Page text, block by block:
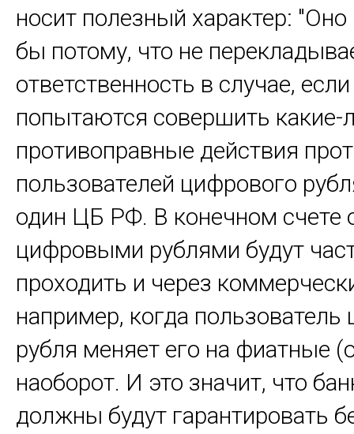
носит полезный характер:
бы потому, что не
ответственность в случае,
попытаются совершить какие-
противоправные действия
пользователей цифрового
один ЦБ РФ. В конечном счете
цифровыми рублями будут
проходить и через
например, когда пользователь
рубля меняет его на фиатные
наоборот. И это значит, что
должны будут гарантировать